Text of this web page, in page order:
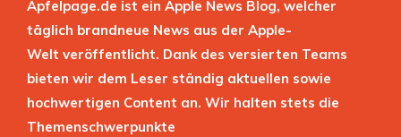
Apfelpage.de ist ein Apple News Blog, welcher
täglich brandneue News aus der Apple-
Welt veröffentlicht. Dank des versierten Teams
bieten wir dem Leser ständig aktuellen sowie
hochwertigen Content an. Wir halten stets die
Themenschwerpunkte